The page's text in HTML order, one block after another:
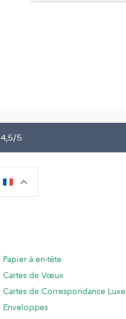
4,5/5
Papier à en-tête
Cartes de Vœux
Cartes de Correspondance Luxe
Enveloppes